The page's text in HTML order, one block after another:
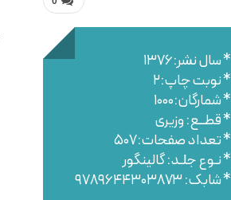
* سال نشر:۱۳۷۶
* نوبت چاپ:۲
* شمارگان:۱۰۰۰
* قطــع: وزیری
* تعداد صفحات:۵۰۷
* نـوع جلـد: گالینگور
* شابک: ۹۷۸۹۶۴۴۳۰۳۸۷۳